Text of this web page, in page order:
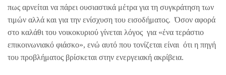
πως αρνείται να πάρει ουσιαστικά μέτρα για τη συγκράτηση των
τιμών αλλά και για την ενίσχυση του εισοδήματος. Όσον αφορά
στο καλάθι του νοικοκυριού γίνεται λόγος για «ένα τεράστιο
επικοινωνιακό φιάσκο», ενώ αυτό που τονίζεται είναι ότι η πηγή
του προβλήματος βρίσκεται στην ενεργειακή ακρίβεια.